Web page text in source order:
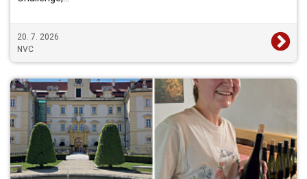
20. 7. 2026
NVC